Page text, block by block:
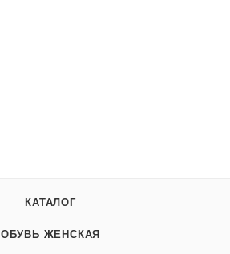
КАТАЛОГ
ОБУВЬ ЖЕНСКАЯ